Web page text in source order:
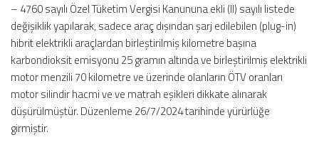
– 4760 sayılı Özel Tüketim Vergisi Kanununa ekli (II) sayılı listede
değişiklik yapılarak, sadece araç dışından şarj edilebilen (plug-in)
hibrit elektrikli araçlardan birleştirilmiş kilometre başına
karbondioksit emisyonu 25 gramın altında ve birleştirilmiş elektrikli
motor menzili 70 kilometre ve üzerinde olanların ÖTV oranları
motor silindir hacmi ve ve matrah eşikleri dikkate alınarak
düşürülmüştür. Düzenleme 26/7/2024 tarihinde yürürlüğe
girmiştir.